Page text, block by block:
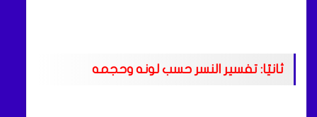
ثانيًا: تفسير النسر حسب لونه وحجمه